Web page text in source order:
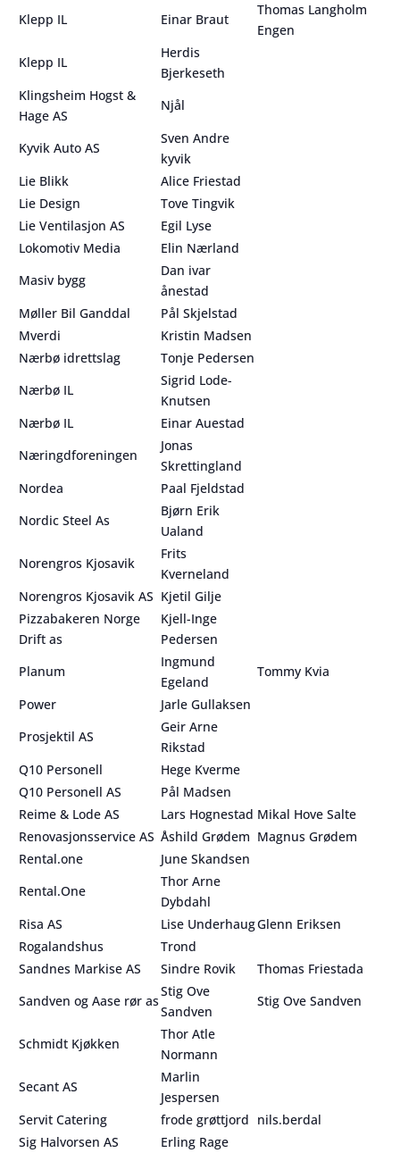
Klepp IL
Einar Braut
Thomas Langholm
Engen
Klepp IL
Herdis
Bjerkeseth
Klingsheim Hogst &
Hage AS
Njål
Kyvik Auto AS
Sven Andre
kyvik
Lie Blikk
Alice Friestad
Lie Design
Tove Tingvik
Lie Ventilasjon AS
Egil Lyse
Lokomotiv Media
Elin Nærland
Masiv bygg
Dan ivar
ånestad
Møller Bil Ganddal
Pål Skjelstad
Mverdi
Kristin Madsen
Nærbø idrettslag
Tonje Pedersen
Nærbø IL
Sigrid Lode-
Knutsen
Nærbø IL
Einar Auestad
Næringdforeningen
Jonas
Skrettingland
Nordea
Paal Fjeldstad
Nordic Steel As
Bjørn Erik
Ualand
Norengros Kjosavik
Frits
Kverneland
Norengros Kjosavik AS Kjetil Gilje
Pizzabakeren Norge
Drift as
Kjell-Inge
Pedersen
Planum
Ingmund
Egeland
Tommy Kvia
Power
Jarle Gullaksen
Prosjektil AS
Geir Arne
Rikstad
Q10 Personell
Hege Kverme
Q10 Personell AS
Pål Madsen
Reime & Lode AS
Lars Hognestad Mikal Hove Salte
Renovasjonsservice AS Åshild Grødem Magnus Grødem
Rental.one
June Skandsen
Rental.One
Thor Arne
Dybdahl
Risa AS
Lise UnderhaugGlenn Eriksen
Rogalandshus
Trond
Sandnes Markise AS
Sindre Rovik
Thomas Friestada
Sandven og Aase rør as
Stig Ove
Sandven
Stig Ove Sandven
Schmidt Kjøkken
Thor Atle
Normann
Secant AS
Marlin
Jespersen
Servit Catering
frode grøttjord nils.berdal
Sig Halvorsen AS
Erling Rage